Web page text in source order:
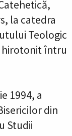
la catedra
Teologic
hirotonit întru
1994, a
din
Studii